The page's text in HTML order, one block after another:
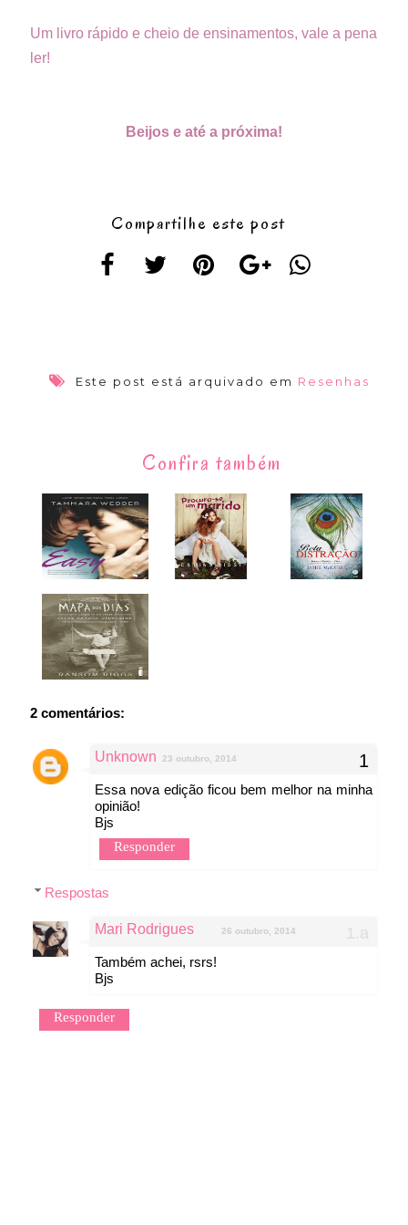
Um livro rápido e cheio de ensinamentos, vale a pena
ler!
Beijos e até a próxima!
Compartilhe este post
Este post está arquivado em Resenhas
Confira também
2 comentários:
Unknown 23 outubro, 2014
Essa nova edição ficou bem melhor na minha
opinião!
Bjs
Responder
Respostas
Mari Rodrigues 26 outubro, 2014
Também achei, rsrs!
Bjs
Responder